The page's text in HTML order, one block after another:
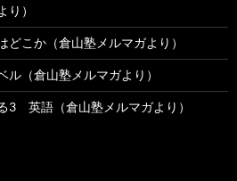
）
こか（倉山塾メルマガより）
（倉山塾メルマガより）
3 英語（倉山塾メルマガより）